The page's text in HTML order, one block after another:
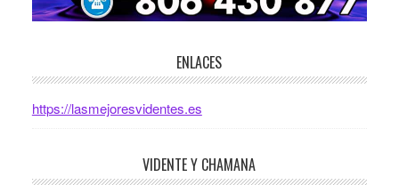
ENLACES
https://lasmejoresvidentes.es
VIDENTE Y CHAMANA